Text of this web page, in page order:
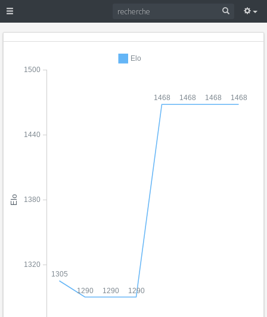
1305
1290
1290 1290
1468 1468 1468 1468
Elo
1320
1380
1440
1500
Elo